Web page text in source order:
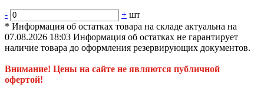
- + шт
* Информация об остатках товара на складе актуальна на
07.08.2026 18:03 Информация об остатках не гарантирует
наличие товара до оформления резервирующих документов.
Внимание! Цены на сайте не являются публичной
офертой!